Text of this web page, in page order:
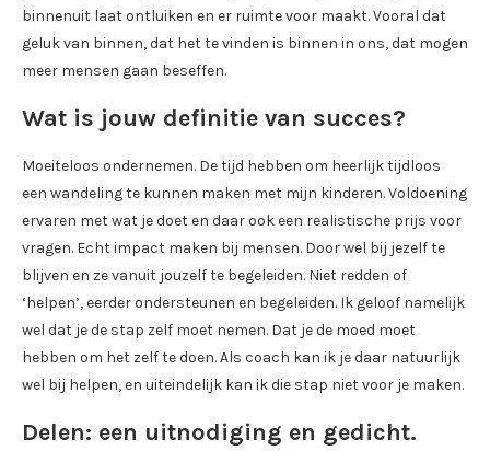
binnenuit laat ontluiken en er ruimte voor maakt. Vooral dat
geluk van binnen, dat het te vinden is binnen in ons, dat mogen
meer mensen gaan beseffen.
Wat is jouw definitie van succes?
Moeiteloos ondernemen. De tijd hebben om heerlijk tijdloos
een wandeling te kunnen maken met mijn kinderen. Voldoening
ervaren met wat je doet en daar ook een realistische prijs voor
vragen. Echt impact maken bij mensen. Door wel bij jezelf te
blijven en ze vanuit jouzelf te begeleiden. Niet redden of
‘helpen’, eerder ondersteunen en begeleiden. Ik geloof namelijk
wel dat je de stap zelf moet nemen. Dat je de moed moet
hebben om het zelf te doen. Als coach kan ik je daar natuurlijk
wel bij helpen, en uiteindelijk kan ik die stap niet voor je maken.
Delen: een uitnodiging en gedicht.